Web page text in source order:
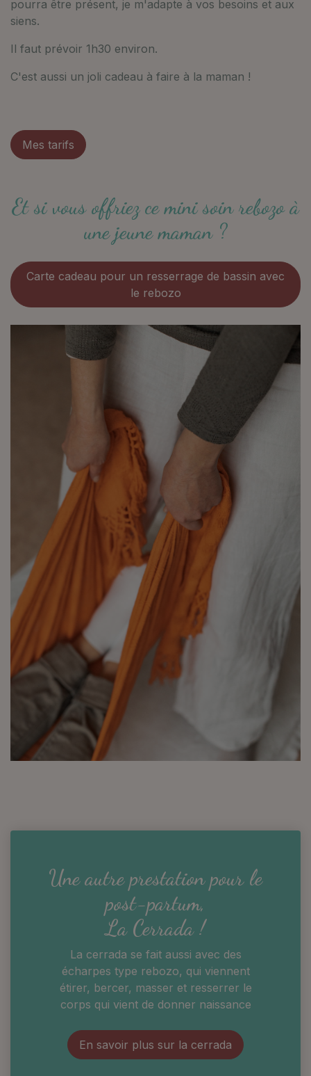
pourra être présent, je m'adapte à vos besoins et aux
siens.
Il faut prévoir 1h30 environ.
C'est aussi un joli cadeau à faire à la maman !
Mes tarifs
Et si vous offriez ce mini soin rebozo à
une jeune maman ?
Carte cadeau pour un resserrage de bassin avec
le rebozo
Une autre prestation pour le
post-partum,
La Cerrada !
La cerrada se fait aussi avec des
écharpes type rebozo, qui viennent
étirer, bercer, masser et resserrer le
corps qui vient de donner naissance
En savoir plus sur la cerrada